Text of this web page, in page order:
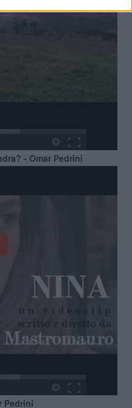
- Omar Pedrini
Pedrini